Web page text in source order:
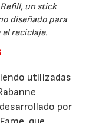
un stick
diseñado para
reciclaje.
utilizadas
por